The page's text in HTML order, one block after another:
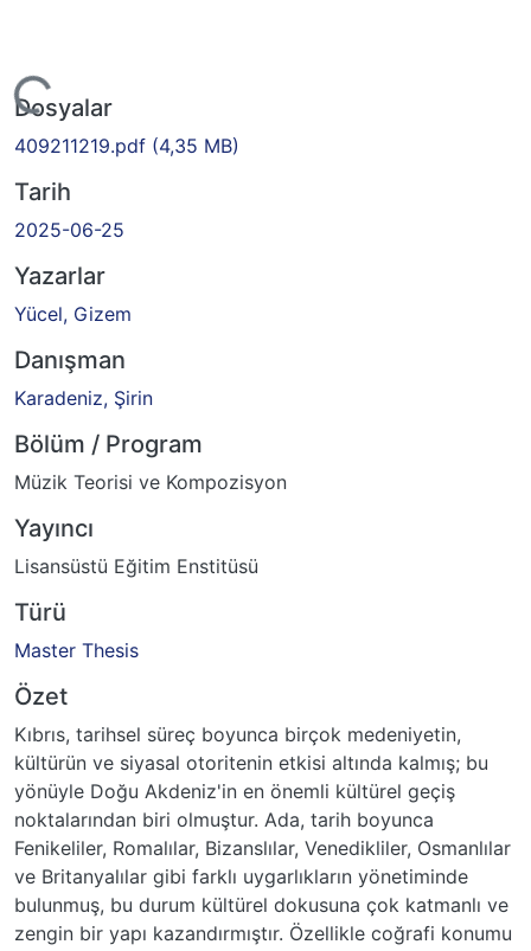
Dosyalar
409211219.pdf (4,35 MB)
Tarih
2025-06-25
Yazarlar
Yücel, Gizem
Danışman
Karadeniz, Şirin
Bölüm / Program
Müzik Teorisi ve Kompozisyon
Yayıncı
Lisansüstü Eğitim Enstitüsü
Türü
Master Thesis
Özet
Kıbrıs, tarihsel süreç boyunca birçok medeniyetin,
kültürün ve siyasal otoritenin etkisi altında kalmış; bu
yönüyle Doğu Akdeniz'in en önemli kültürel geçiş
noktalarından biri olmuştur. Ada, tarih boyunca
Fenikeliler, Romalılar, Bizanslılar, Venedikliler, Osmanlılar
ve Britanyalılar gibi farklı uygarlıkların yönetiminde
bulunmuş, bu durum kültürel dokusuna çok katmanlı ve
zengin bir yapı kazandırmıştır. Özellikle coğrafi konumu